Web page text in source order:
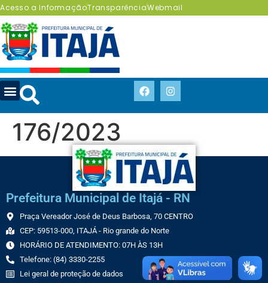
Acesso a InformaçãoTransparênciaWebmail
176/2023
Prefeitura Municipal de Itajá - RN
Praça Vereador José de Deus Barbosa, 70 CENTRO
CEP: 59513-000, ITAJÁ - Rio grande do Norte
HORÁRIO DE ATENDIMENTO: 07H ÀS 13H
Telefone: (84) 3330-2255
Lei geral de proteção de dados